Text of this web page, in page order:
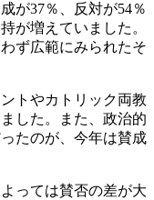
が37％、反対が54％
が増えていました。
ず広範にみられたそ
トやカトリック両教
した。また、政治的
たのが、今年は賛成
っては賛否の差が大